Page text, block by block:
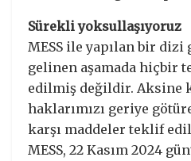
Sürekli yoksullaşıyoruz
MESS ile yapılan bir dizi
gelinen aşamada hiçbir
edilmiş değildir. Aksine
haklarımızı geriye
karşı maddeler teklif
MESS, 22 Kasım 2024